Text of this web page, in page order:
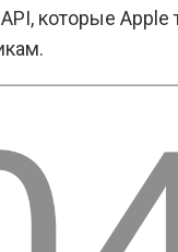
которые Apple